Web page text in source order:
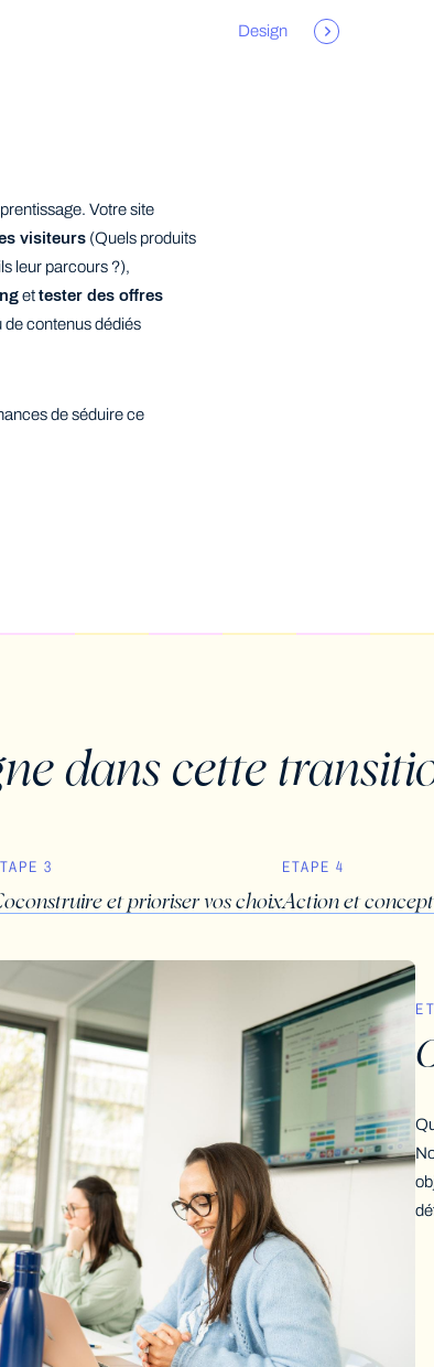
Design
Votre site
visiteurs (Quels produits
leur parcours ?),
ettester des offres
de contenus dédiés
de séduire ce
dans cette
3
et prioriser vos choix
ETAPE 4
Action et